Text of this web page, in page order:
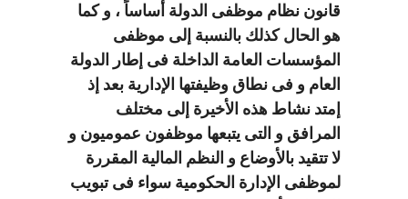
قانون نظام موظفى الدولة أساساً ، و كما
هو الحال كذلك بالنسبة إلى موظفى
المؤسسات العامة الداخلة فى إطار الدولة
العام و فى نطاق وظيفتها الإدارية بعد إذ
إمتد نشاط هذه الأخيرة إلى مختلف
المرافق و التى يتبعها موظفون عموميون و
لا تتقيد بالأوضاع و النظم المالية المقررة
لموظفى الإدارة الحكومية سواء فى تبويب